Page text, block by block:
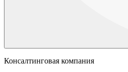
Консалтинговая компания